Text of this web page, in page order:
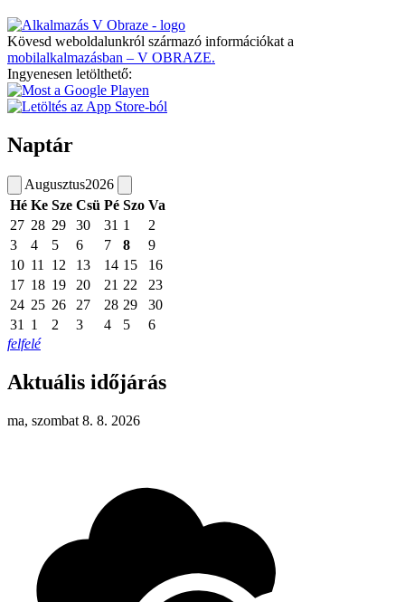
Kövesd weboldalunkról származó információkat a
mobilalkalmazásban – V OBRAZE.
Ingyenesen letölthető:
Naptár
Augusztus2026
Hé Ke Sze Csü Pé Szo Va
27 28 29 30 31 1
2
3
4 5 6 7 8
9
10 11 12 13 14 15
16
17 18 19 20 21 22
23
24 25 26 27 28 29
30
31
1 2 3 4 5
6
felfelé
Aktuális időjárás
ma, szombat 8. 8. 2026